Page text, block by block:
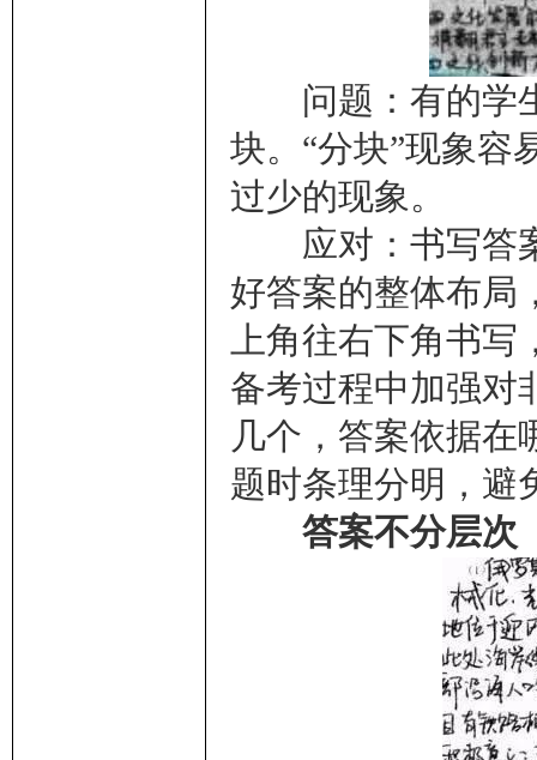
问题：有的学生
块。“分块”现象容
过少的现象。
应对：书写答案
好答案的整体布局
上角往右下角书写
备考过程中加强对
几个，答案依据在
题时条理分明，避
答案不分层次